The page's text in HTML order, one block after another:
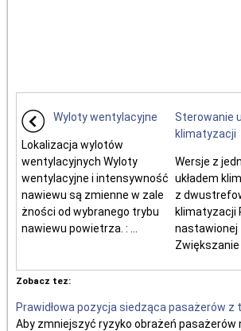
Wyloty wentylacyjne
Lokalizacja wylotów
wentylacyjnych Wyloty
wentylacyjne i intensywność
nawiewu są zmienne w zale
żności od wybranego trybu
nawiewu powietrza. : ...
Sterowanie
klimatyzacji
Wersje z
układem
z
klimatyzacji
Zwiększanie
Zobacz tez:
Prawidłowa pozycja siedząca pasażerów z
Aby zmniejszyć ryzyko obrażeń pasażerów